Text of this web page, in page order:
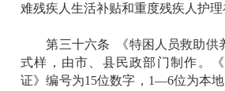
难残疾人生活补贴和重度残疾人护理
第三十六条 《特困人员救助供
式样，由市、县民政部门制作。
证》编号为15位数字，1—6位为本